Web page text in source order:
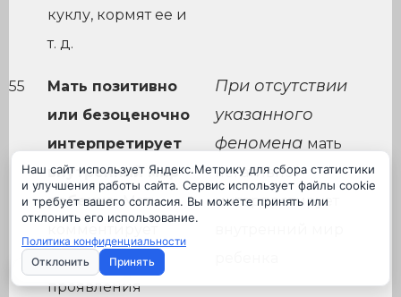
куклу, кормят ее и
т. д.
55
Мать позитивно
или безоценочно
интерпретирует
внутренний мир
ребенка.Мать
действия и
проявления
При отсутствии
указанного
феномена мать
негативно
интерпретирует
Наш сайт использует Яндекс.Метрику для сбора статистики
и улучшения работы сайта. Сервис использует файлы cookie
и требует вашего согласия. Вы можете принять или
отклонить его использование.
Политика конфиденциальности
Отклонить
Принять
Настройки cookie